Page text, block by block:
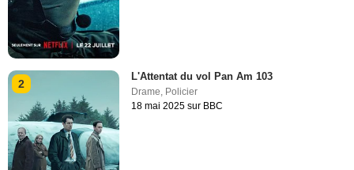
2
L'Attentat du vol Pan Am 103
Drame Policier
18 mai 2025 sur BBC